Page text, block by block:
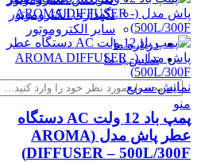
نگهداری الکتروموتور
سایر الکتروموتور
درباره ما
تماس با ما
منو
نمایش سریع
پمپ باد 12 ولت AC دستگاه
عطر پاش مدل (AROMA
DIFFUSER – 500L/300F)